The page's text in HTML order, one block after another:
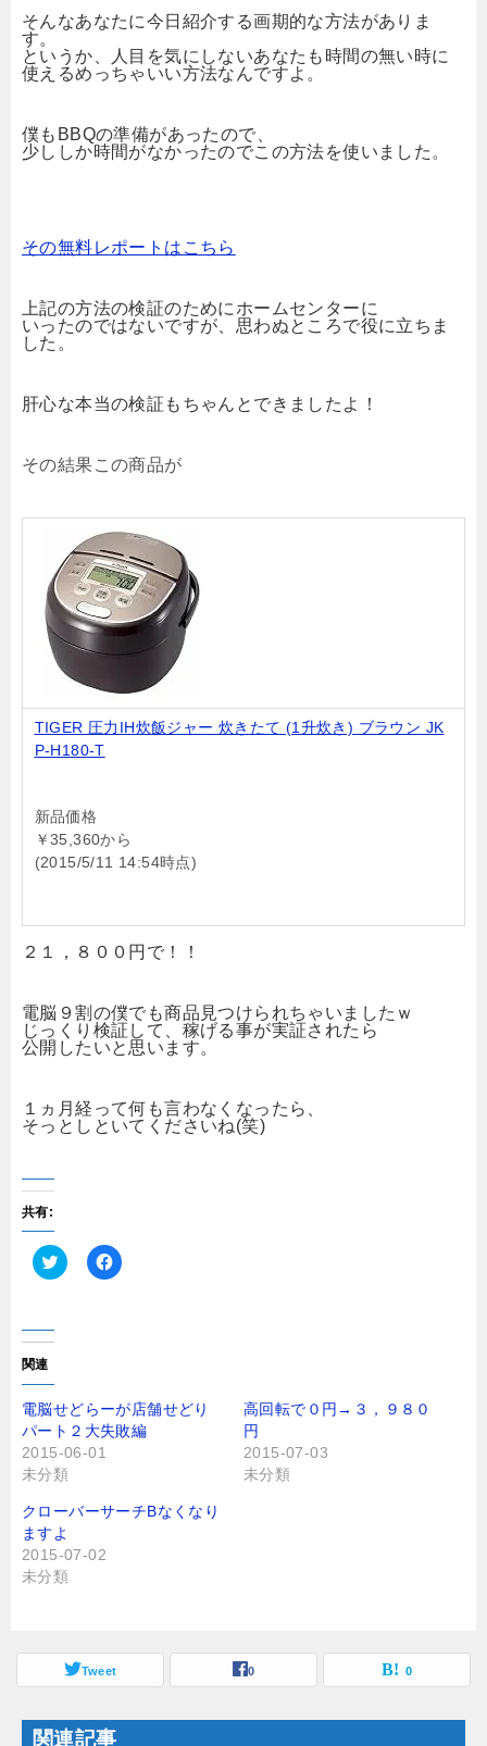
そんなあなたに今日紹介する画期的な方法がありま
す。
というか、人目を気にしないあなたも時間の無い時に
使えるめっちゃいい方法なんですよ。
僕もBBQの準備があったので、
少ししか時間がなかったのでこの方法を使いました。
その無料レポートはこちら
上記の方法の検証のためにホームセンターに
いったのではないですが、思わぬところで役に立ちま
した。
肝心な本当の検証もちゃんとできましたよ！
その結果この商品が
TIGER 圧力IH炊飯ジャー 炊きたて (1升炊き) ブラウン JK
P-H180-T
新品価格
￥35,360から
(2015/5/11 14:54時点)
２１，８００円で！！
電脳９割の僕でも商品見つけられちゃいましたｗ
じっくり検証して、稼げる事が実証されたら
公開したいと思います。
１ヵ月経って何も言わなくなったら、
そっとしといてくださいね(笑)
共有:
ク
し
て
T
i
t
t
e
r
で
共
(
新
し
い
ウ
ィ
ン
き
す
F
共
有
す
る
に
リ
ッ
し
て
し
い
ウ
ン
ド
関連
電脳せどらーが店舗せどり
パート２大失敗編
2015-06-01
未分類
高回転で０円→３，９８０
円
2015-07-03
未分類
クローバーサーチBなくなり
ますよ
2015-07-02
未分類
Tweet 0 0
関連記事